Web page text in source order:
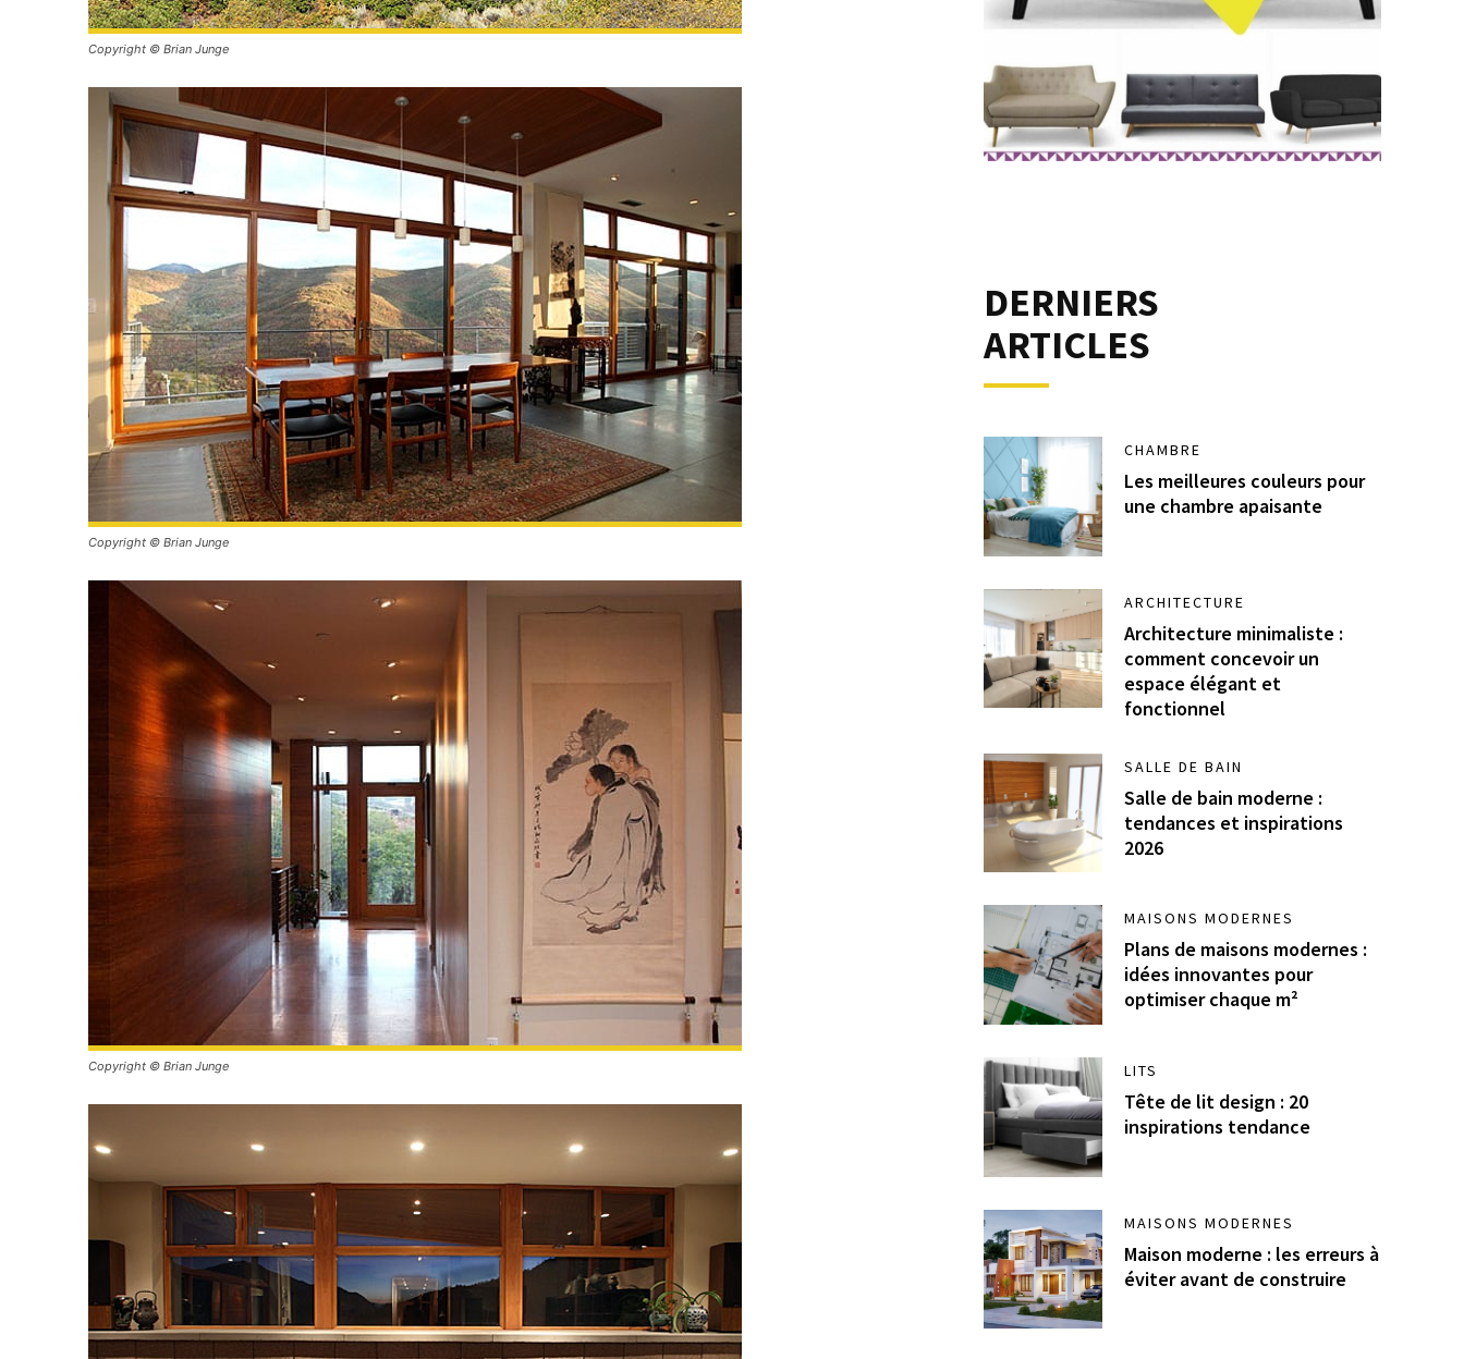
Copyright © Brian Junge
Copyright © Brian Junge
Copyright © Brian Junge
DERNIERS
ARTICLES
CHAMBRE
Les meilleures couleurs pour
une chambre apaisante
ARCHITECTURE
Architecture minimaliste :
comment concevoir un
espace élégant et
fonctionnel
SALLE DE BAIN
Salle de bain moderne :
tendances et inspirations
2026
MAISONS MODERNES
Plans de maisons modernes :
idées innovantes pour
optimiser chaque m²
LITS
Tête de lit design : 20
inspirations tendance
MAISONS MODERNES
Maison moderne : les erreurs à
éviter avant de construire